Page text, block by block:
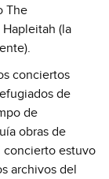
The
(la
conciertos
de
de
obras de
concierto estuvo
archivos del